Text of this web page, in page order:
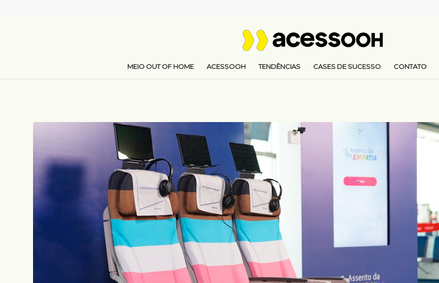
MEIO OUT OF HOME ACESSOOH TENDÊNCIAS CASES DE SUCESSO CONTATO